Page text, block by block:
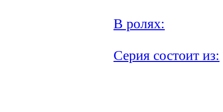
В ролях:
Серия состоит из: